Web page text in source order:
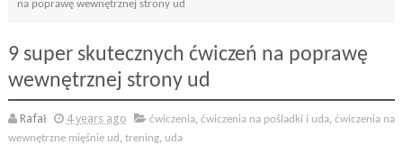
na poprawę wewnętrznej strony ud
9 super skutecznych ćwiczeń na poprawę
wewnętrznej strony ud
Rafał 4 years ago ćwiczenia, ćwiczenia na pośladki i uda, ćwiczenia na
wewnętrzne mięśnie ud , trening, uda